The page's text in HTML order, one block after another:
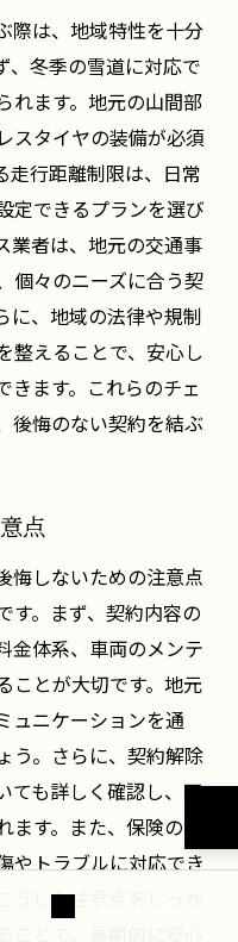
際は、地域特性を十分
、冬季の雪道に対応で
れます。地元の山間部
スタイヤの装備が必須
走行距離制限は、日常
定できるプランを選び
業者は、地元の交通事
個々のニーズに合う契
に、地域の法律や規制
整えることで、安心し
きます。これらのチェ
後悔のない契約を結ぶ
点
悔しないための注意点
す。まず、契約内容の
金体系、車両のメンテ
ことが大切です。地元
ュニケーションを通
う。さらに、契約解除
ても詳しく確認し、不
す。また、保険の内
やトラブルに対応でき
うした注意点をしっか